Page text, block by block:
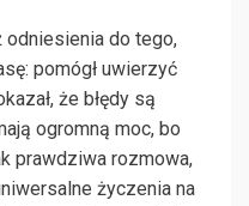
do tego,
pomógł uwierzyć
że błędy są
ogromną moc, bo
prawdziwa rozmowa,
życzenia na